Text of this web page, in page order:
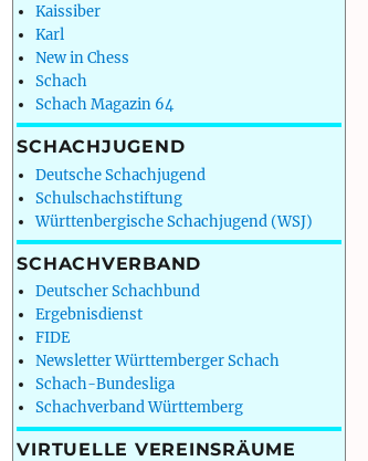
Kaissiber
Karl
New in Chess
Schach
Schach Magazin 64
SCHACHJUGEND
Deutsche Schachjugend
Schulschachstiftung
Württenbergische Schachjugend (WSJ)
SCHACHVERBAND
Deutscher Schachbund
Ergebnisdienst
FIDE
Newsletter Württemberger Schach
Schach-Bundesliga
Schachverband Württemberg
VIRTUELLE VEREINSRÄUME